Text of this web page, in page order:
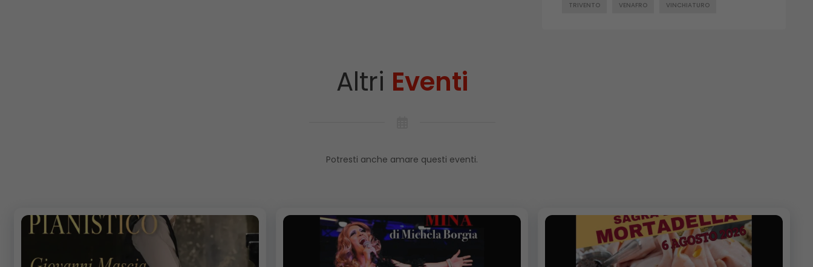
TRIVENTO VENAFRO VINCHIATURO
Altri Eventi
Potresti anche amare questi eventi.